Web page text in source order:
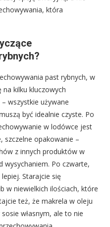
która
past rybnych, w
kilku kluczowych
wszystkie używane
być idealnie czyste. Po
w lodówce jest
szczelne opakowanie –
z innych produktów w
wysychaniem. Po czwarte,
Starajcie się
w niewielkich ilościach, które
też, że makrela w oleju
własnym, ale to nie